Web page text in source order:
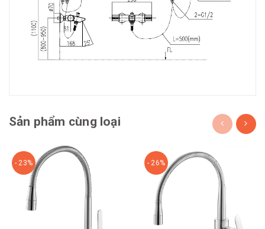
Sản phẩm cùng loại
- 23% - 26%